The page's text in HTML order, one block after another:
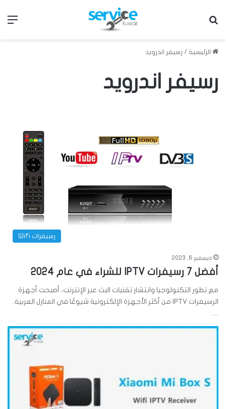
الرئيسية / رسيفر اندرويد
رسيفر اندرويد
رسيفرات Wifi
ديسمبر 6, 2023
أفضل 7 رسيفرات IPTV للشراء في عام 2024
مع تطور التكنولوجيا وانتشار تقنيات البث عبر الإنترنت، أصبحت أجهزة
الرسيفرات IPTV من أكثر الأجهزة الإلكترونية شيوعًا في المنازل العربية.